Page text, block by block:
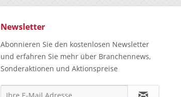
Newsletter
Abonnieren Sie den kostenlosen Newsletter
und erfahren Sie mehr über Branchennews,
Sonderaktionen und Aktionspreise